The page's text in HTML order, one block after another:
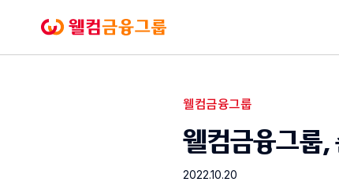
바로가기
웰컴금융그룹
웰컴금융그룹,
2022.10.20